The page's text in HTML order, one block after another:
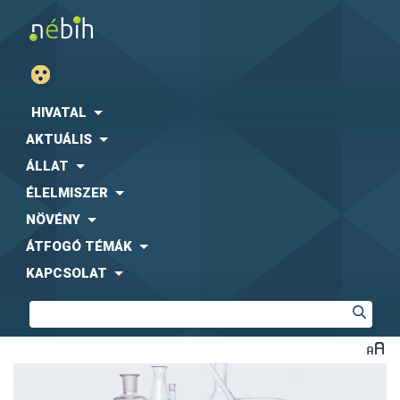
HIVATAL
AKTUÁLIS
ÁLLAT
ÉLELMISZER
NÖVÉNY
ÁTFOGÓ TÉMÁK
KAPCSOLAT